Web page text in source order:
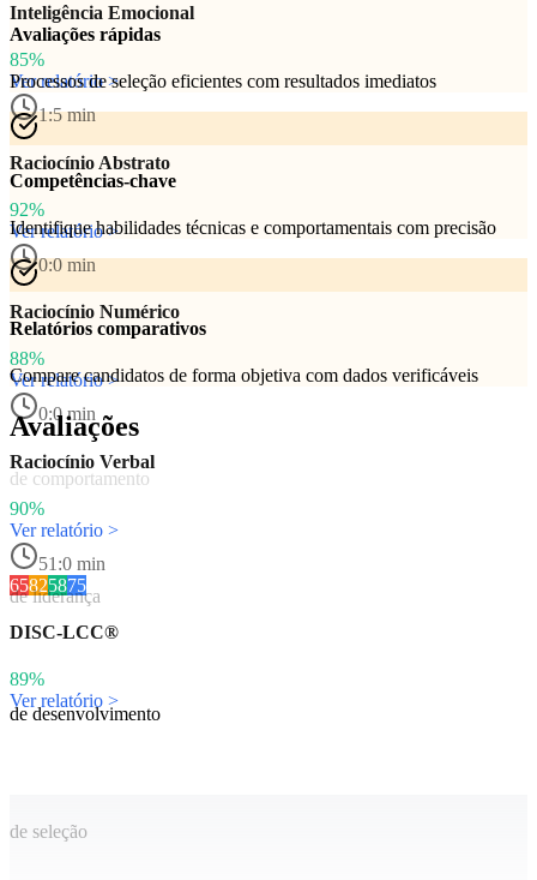
Inteligência Emocional
85%
Ver relatório >
1:5 min
Raciocínio Abstrato
92%
Ver relatório >
0:0 min
Raciocínio Numérico
88%
Ver relatório >
0:0 min
Raciocínio Verbal
90%
Ver relatório >
51:0 min
65825875
DISC-LCC®
89%
Ver relatório >
Avaliações rápidas
Processos de seleção eficientes com resultados imediatos
Competências-chave
Identifique habilidades técnicas e comportamentais com precisão
Relatórios comparativos
Compare candidatos de forma objetiva com dados verificáveis
Avaliações
de comportamento
de liderança
de desenvolvimento
de seleção